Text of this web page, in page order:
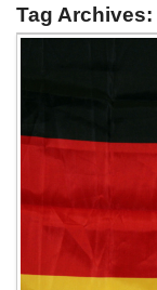
Spieler
Tag Archives: